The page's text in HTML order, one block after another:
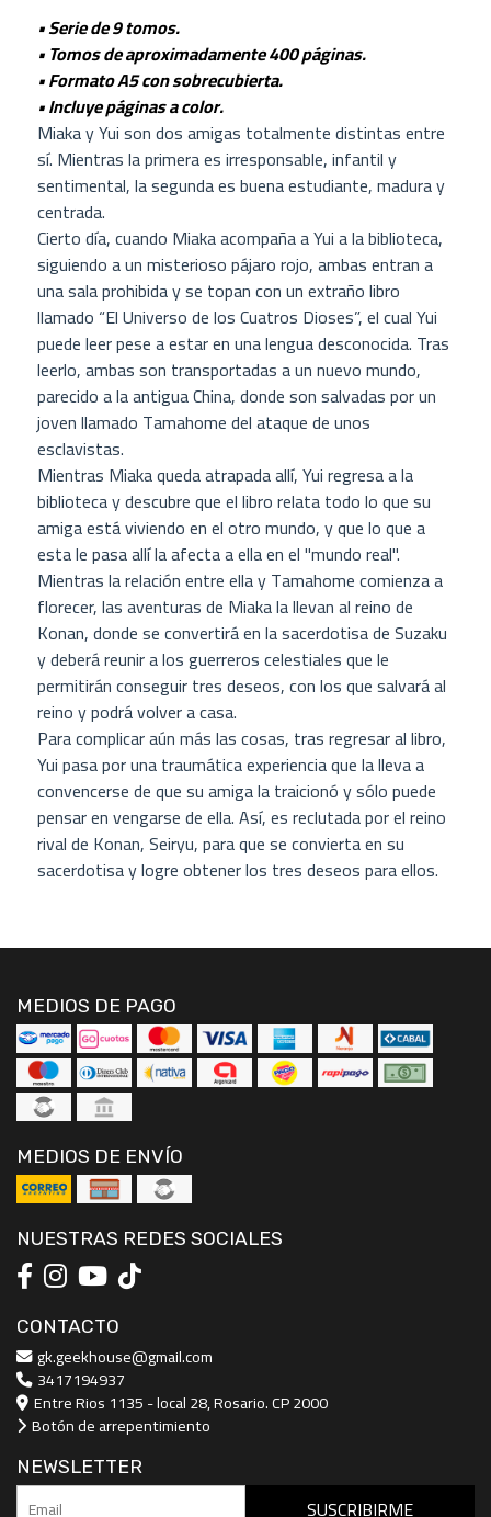
• Serie de 9 tomos.
• Tomos de aproximadamente 400 páginas.
• Formato A5 con sobrecubierta.
• Incluye páginas a color.
Miaka y Yui son dos amigas totalmente distintas entre
sí. Mientras la primera es irresponsable, infantil y
sentimental, la segunda es buena estudiante, madura y
centrada.
Cierto día, cuando Miaka acompaña a Yui a la biblioteca,
siguiendo a un misterioso pájaro rojo, ambas entran a
una sala prohibida y se topan con un extraño libro
llamado “El Universo de los Cuatros Dioses”, el cual Yui
puede leer pese a estar en una lengua desconocida. Tras
leerlo, ambas son transportadas a un nuevo mundo,
parecido a la antigua China, donde son salvadas por un
joven llamado Tamahome del ataque de unos
esclavistas.
Mientras Miaka queda atrapada allí, Yui regresa a la
biblioteca y descubre que el libro relata todo lo que su
amiga está viviendo en el otro mundo, y que lo que a
esta le pasa allí la afecta a ella en el "mundo real".
Mientras la relación entre ella y Tamahome comienza a
florecer, las aventuras de Miaka la llevan al reino de
Konan, donde se convertirá en la sacerdotisa de Suzaku
y deberá reunir a los guerreros celestiales que le
permitirán conseguir tres deseos, con los que salvará al
reino y podrá volver a casa.
Para complicar aún más las cosas, tras regresar al libro,
Yui pasa por una traumática experiencia que la lleva a
convencerse de que su amiga la traicionó y sólo puede
pensar en vengarse de ella. Así, es reclutada por el reino
rival de Konan, Seiryu, para que se convierta en su
sacerdotisa y logre obtener los tres deseos para ellos.
MEDIOS DE PAGO
MEDIOS DE ENVÍO
NUESTRAS REDES SOCIALES
CONTACTO
gk.geekhouse@gmail.com
3417194937
Entre Rios 1135 - local 28, Rosario. CP 2000
Botón de arrepentimiento
NEWSLETTER
SUSCRIBIRME